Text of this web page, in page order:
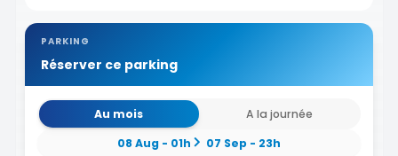
PARKING
Réserver ce parking
Au mois
A la journée
08 Aug - 01h
07 Sep - 23h